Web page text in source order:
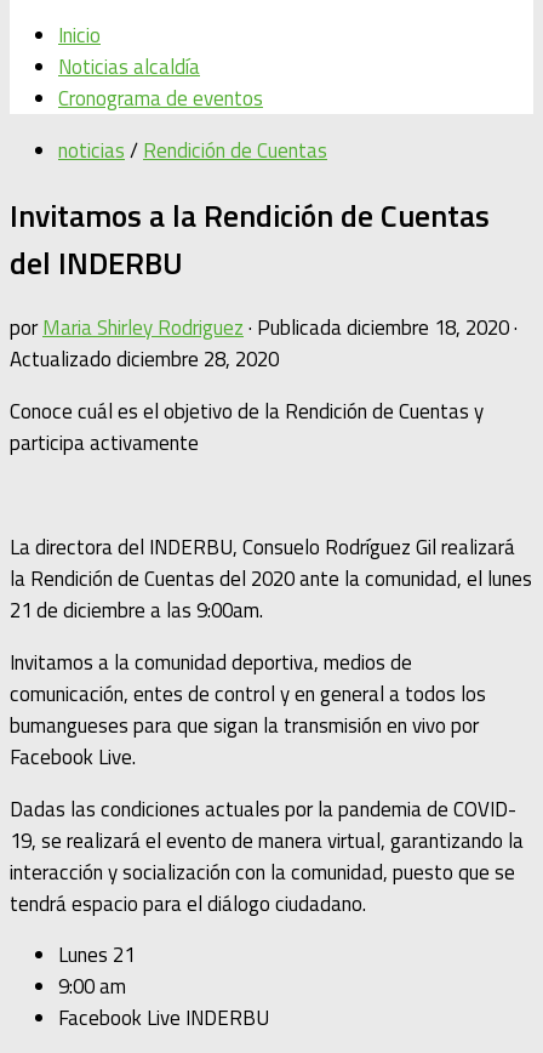
Inicio
Noticias alcaldía
Cronograma de eventos
noticias/Rendición de Cuentas
Invitamos a la Rendición de Cuentas
del INDERBU
porMaria Shirley Rodriguez· Publicadadiciembre 18, 2020·
Actualizadodiciembre 28, 2020
Conoce cuál es el objetivo de la Rendición de Cuentas y
participa activamente
La directora del INDERBU, Consuelo Rodríguez Gil realizará
la Rendición de Cuentas del 2020 ante la comunidad, el lunes
21 de diciembre a las 9:00am.
Invitamos a la comunidad deportiva, medios de
comunicación, entes de control y en general a todos los
bumangueses para que sigan la transmisión en vivo por
Facebook Live.
Dadas las condiciones actuales por la pandemia de COVID-
19, se realizará el evento de manera virtual, garantizando la
interacción y socialización con la comunidad, puesto que se
tendrá espacio para el diálogo ciudadano.
Lunes 21
9:00 am
Facebook Live INDERBU